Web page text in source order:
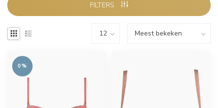
FILTERS
0%